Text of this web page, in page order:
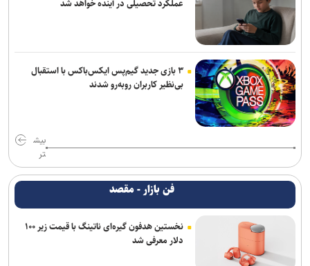
عملکرد تحصیلی در آینده خواهد شد
۳ بازی جدید گیم‌پس ایکس‌باکس با استقبال
بی‌نظیر کاربران روبه‌رو شدند
بیش
تر
فن بازار - مقصد
نخستین هدفون گیره‌ای ناتینگ با قیمت زیر ۱۰۰
دلار معرفی شد